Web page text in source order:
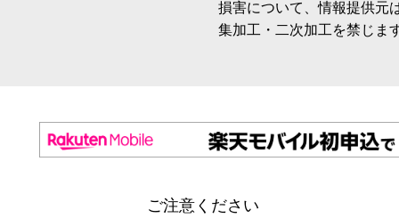
損害について、情報提供元
集加工・二次加工を禁じま
ご注意ください